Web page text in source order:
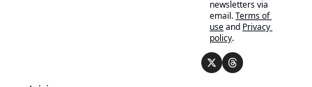
newsletters via
email.Terms of
useand Privacy
policy.